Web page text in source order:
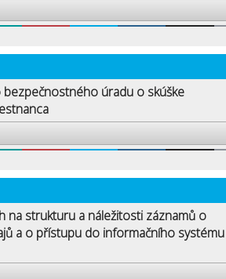
bezpečnostného úradu o skúške
na strukturu a náležitosti záznamů o
a o přístupu do informačního systému